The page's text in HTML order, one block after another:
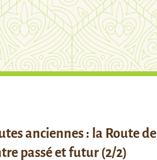
anciennes : la Route de
passé et futur (2/2)